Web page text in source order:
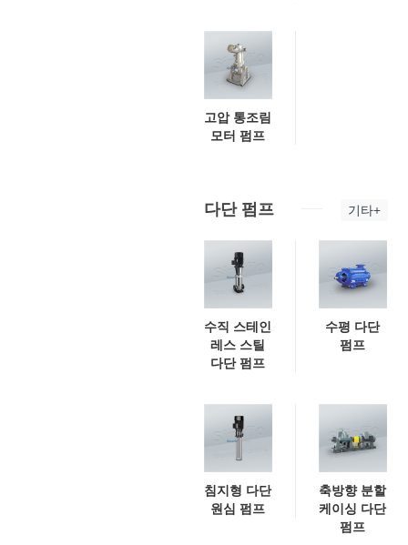
고압 통조림
모터 펌프
다단 펌프 기타+
수직 스테인
레스 스틸
다단 펌프
수평 다단
펌프
침지형 다단
원심 펌프
축방향 분할
케이싱 다단
펌프